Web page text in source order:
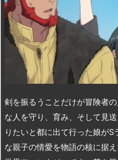
d
o
n
y
d
s
剣を振るうことだけが冒険者
な人を守り、育み、そして見
りたいと都に出て行った娘が
な親子の情愛を物語の核に据